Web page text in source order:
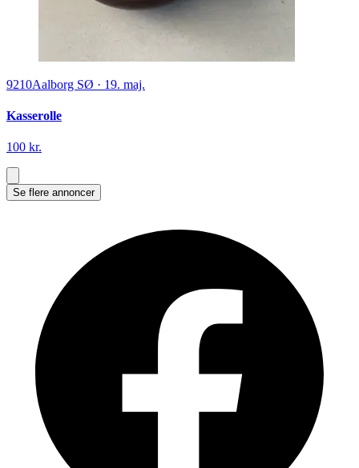
9210Aalborg SØ · 19. maj.
Kasserolle
100 kr.
Se flere annoncer